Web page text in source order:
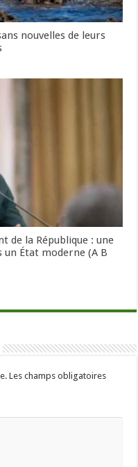
nouvelles de leurs
de la République : une
État moderne (A B
Les champs obligatoires